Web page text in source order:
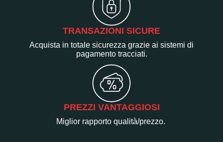
TRANSAZIONI SICURE
Acquista in totale sicurezza grazie ai sistemi di
pagamento tracciati.
PREZZI VANTAGGIOSI
Miglior rapporto qualità/prezzo.